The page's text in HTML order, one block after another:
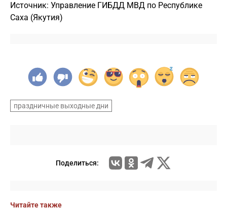
Источник: Управление ГИБДД МВД по Республике
Саха (Якутия)
праздничные выходные дни
Поделиться:
Читайте также